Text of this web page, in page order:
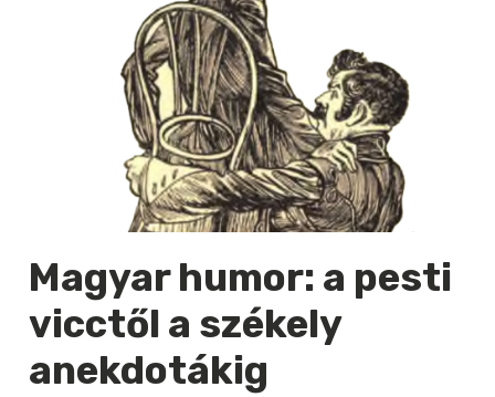
Magyar humor: a pesti
vicctől a székely
anekdotákig